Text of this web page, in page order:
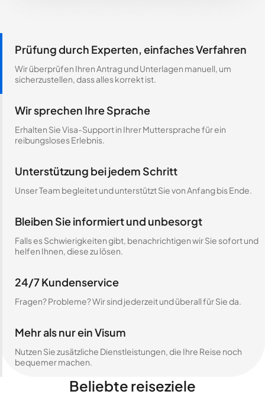
Prüfung durch Experten, einfaches Verfahren
Wir überprüfen Ihren Antrag und Unterlagen manuell, um
sicherzustellen, dass alles korrekt ist.
Wir sprechen Ihre Sprache
Erhalten Sie Visa-Support in Ihrer Muttersprache für ein
reibungsloses Erlebnis.
Unterstützung bei jedem Schritt
Unser Team begleitet und unterstützt Sie von Anfang bis Ende.
Bleiben Sie informiert und unbesorgt
Falls es Schwierigkeiten gibt, benachrichtigen wir Sie sofort und
helfen Ihnen, diese zu lösen.
24/7 Kundenservice
Fragen? Probleme? Wir sind jederzeit und überall für Sie da.
Mehr als nur ein Visum
Nutzen Sie zusätzliche Dienstleistungen, die Ihre Reise noch
bequemer machen.
Beliebte reiseziele